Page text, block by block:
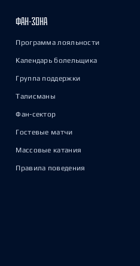
ФАН-ЗОНА
Программа лояльности
Календарь болельщика
Группа поддержки
Талисманы
Фан-сектор
Гостевые матчи
Массовые катания
Правила поведения